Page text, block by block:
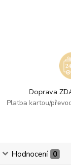
Doprava
Platba kartou/
Hodnocení 0